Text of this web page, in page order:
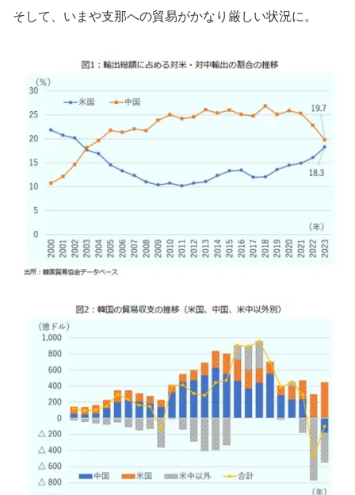
そして、いまや支那への貿易がかなり厳しい状況に。